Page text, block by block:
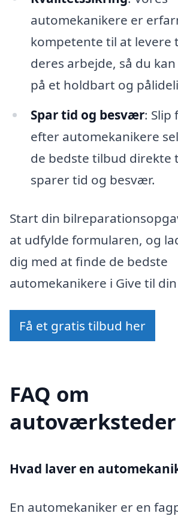
automekanikere er
kompetente til at levere
deres arbejde, så du
på et holdbart og
Spar tid og besvær: Slip
efter automekanikere
de bedste tilbud direkte
sparer tid og besvær.
Start din
at udfylde formularen, og
dig med at finde de bedste
automekanikere i Give til
Få et gratis tilbud her
FAQ om
autoværksteder
Hvad laver en
En automekaniker er en